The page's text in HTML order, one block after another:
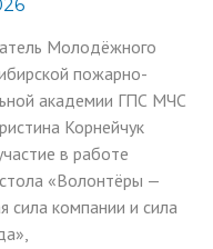
Молодёжного
пожарно-
академии ГПС МЧС
Корнейчук
в работе
стола «Волонтёры —
сила компании и сила